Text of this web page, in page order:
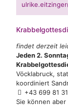
findet derzeit
Jeden 2.
Vöcklabruck,
koordiniert
+43 699 81
Sie können